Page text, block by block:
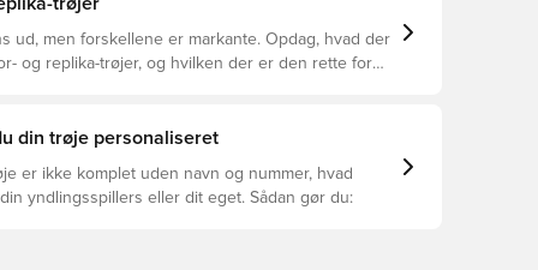
ud, men forskellene er markante. Opdag, hvad der
og replika-trøjer, og hvilken der er den rette for
din trøje personaliseret
er ikke komplet uden navn og nummer, hvad
yndlingsspillers eller dit eget. Sådan gør du: